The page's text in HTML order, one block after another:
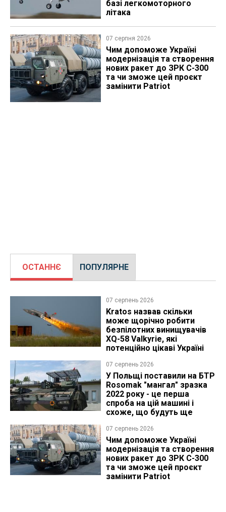
базі легкомоторного
літака
07 серпня 2026
Чим допоможе Україні
модернізація та створення
нових ракет до ЗРК С-300
та чи зможе цей проєкт
замінити Patriot
ОСТАННЄ ПОПУЛЯРНЕ
07 серпень 2026
Kratos назвав скільки
може щорічно робити
безпілотних винищувачів
XQ-58 Valkyrie, які
потенційно цікаві Україні
07 серпень 2026
У Польщі поставили на БТР
Rosomak "мангал" зразка
2022 року - це перша
спроба на цій машині і
схоже, що будуть ще
07 серпень 2026
Чим допоможе Україні
модернізація та створення
нових ракет до ЗРК С-300
та чи зможе цей проєкт
замінити Patriot